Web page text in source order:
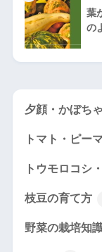
葉
の
夕顔・かぼち
トマト・ピー
トウモロコシ
枝豆の育て方
野菜の栽培知